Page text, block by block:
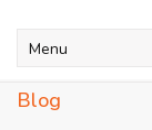
Menu
Blog